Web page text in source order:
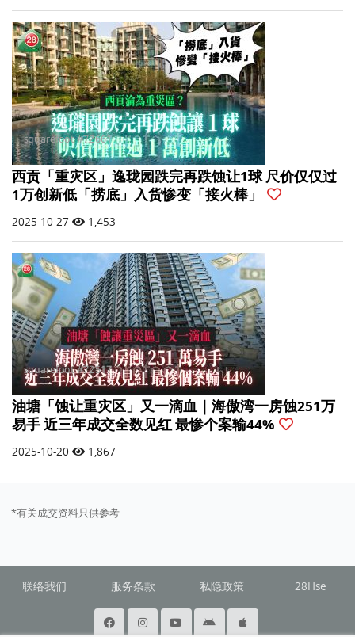
西贡「重灾区」逸珑园跌完再跌蚀让1球 尺价仅仅过
1万创新低「捞底」入货惨变「接火棒」
2025-10-27 1,453
油塘「蚀让重灾区」又一滴血｜海傲湾一房蚀251万
易手 近三年成交全数见红 最惨个案输44%
2025-10-20 1,867
*有关成交资料只供参考
联络我们 服务条款 私隐政策 28Hse